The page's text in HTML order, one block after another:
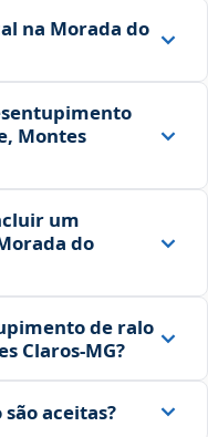
na Morada do
Montes
um
do
de ralo
Claros‑MG?
aceitas?